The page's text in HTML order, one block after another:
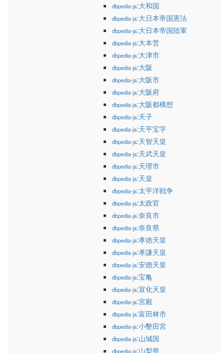
dbpedia-ja:大和国
dbpedia-ja:大日本帝国憲法
dbpedia-ja:大日本帝国陸軍
dbpedia-ja:大本営
dbpedia-ja:大津市
dbpedia-ja:大阪
dbpedia-ja:大阪市
dbpedia-ja:大阪府
dbpedia-ja:大阪都構想
dbpedia-ja:天子
dbpedia-ja:天平宝字
dbpedia-ja:天智天皇
dbpedia-ja:天武天皇
dbpedia-ja:天理市
dbpedia-ja:天皇
dbpedia-ja:太平洋戦争
dbpedia-ja:太政官
dbpedia-ja:奈良市
dbpedia-ja:奈良県
dbpedia-ja:孝徳天皇
dbpedia-ja:孝謙天皇
dbpedia-ja:安徳天皇
dbpedia-ja:宝亀
dbpedia-ja:宣化天皇
dbpedia-ja:宮殿
dbpedia-ja:富田林市
dbpedia-ja:小墾田宮
dbpedia-ja:山城国
dbpedia-ja:山梨県